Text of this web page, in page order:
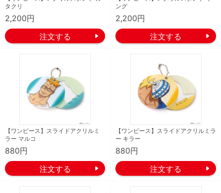
タクリ
2,200円
ング
2,200円
【ワンピース】スライドアクリルミ
ラー マルコ
880円
【ワンピース】スライドアクリルミラ
ー キラー
880円